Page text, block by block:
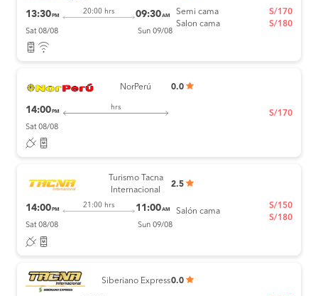
13:30 PM
20:00 hrs 09:30AM
Sat 08/08 Sun 09/08
Semi cama
Salon cama
S/170
S/180
NorPerú 0.0
14:00 PM
hrs
Sat 08/08
S/170
Turismo Tacna
Internacional
2.5
14:00 PM
21:00 hrs 11:00AM
Sat 08/08 Sun 09/08
Salón cama
S/150
S/180
Siberiano Express0.0